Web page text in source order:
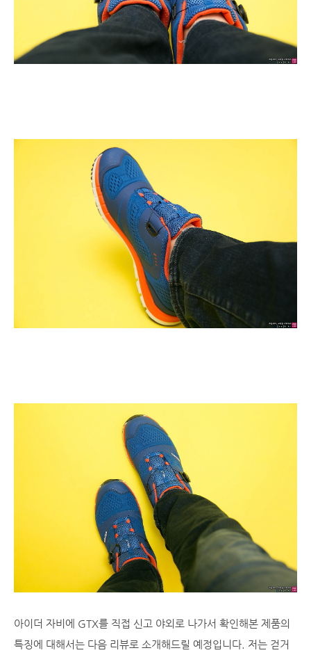
아이더 자비에 GTX를 직접 신고 야외로 나가서 확인해본 제품의
특징에 대해서는 다음 리뷰로 소개해드릴 예정입니다. 저는 걷거